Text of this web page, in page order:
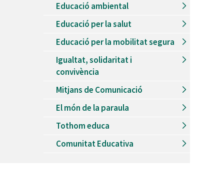
Educació ambiental
Educació per la salut
Educació per la mobilitat segura
Igualtat, solidaritat i
convivència
Mitjans de Comunicació
El món de la paraula
Tothom educa
Comunitat Educativa